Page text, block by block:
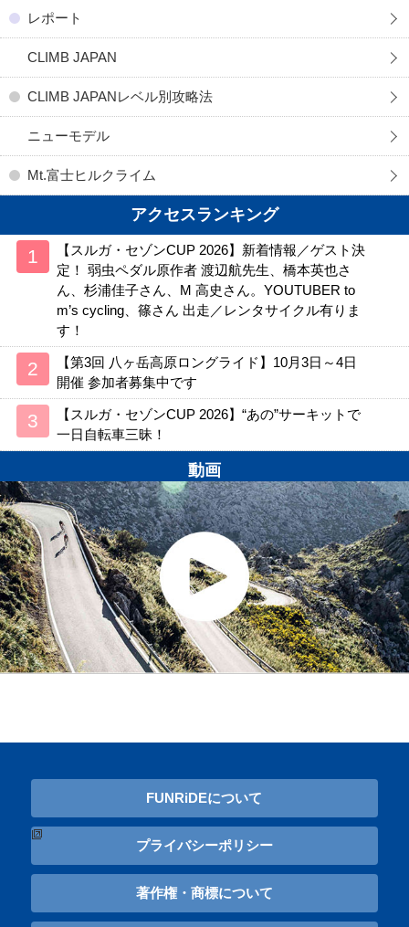
レポート
CLIMB JAPAN
CLIMB JAPANレベル別攻略法
ニューモデル
Mt.富士ヒルクライム
アクセスランキング
【スルガ・セゾンCUP 2026】新着情報／ゲスト決
定！ 弱虫ペダル原作者 渡辺航先生、橋本英也さ
ん、杉浦佳子さん、M 高史さん。YOUTUBER to
m’s cycling、篠さん 出走／レンタサイクル有りま
す！
【第3回 八ヶ岳高原ロングライド】10月3日～4日
開催 参加者募集中です
【スルガ・セゾンCUP 2026】“あの”サーキットで
一日自転車三昧！
動画
FUNRiDEについて
プライバシーポリシー
著作権・商標について